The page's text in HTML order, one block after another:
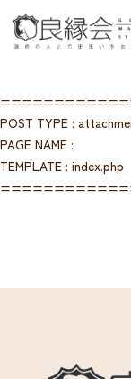
POST TYPE :
PAGE NAME :
TEMPLATE : index.php